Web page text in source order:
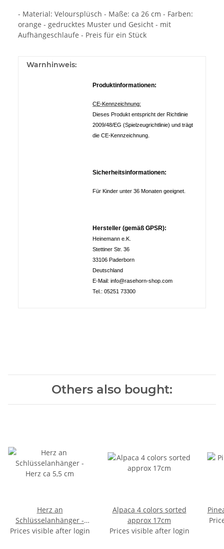
- Material: Veloursplüsch - Maße: ca 26 cm - Farben:
orange - gedrucktes Muster und Gesicht - mit
Aufhängeschlaufe - Preis für ein Stück
Warnhinweis:
Produktinformationen:
CE-Kennzeichnung:
Dieses Produkt entspricht der Richtlinie
2009/48/EG (Spielzeugrichtlinie) und trägt
die CE-Kennzeichnung.
Sicherheitsinformationen:
Für Kinder unter 36 Monaten geeignet.
Hersteller (gemäß GPSR):
Heinemann e.K.
Stettiner Str. 36
33106 Paderborn
Deutschland
E-Mail: info@rasehorn-shop.com
Tel.: 05251 73300
Others also bought:
Herz an
Schlüsselanhänger -
Herz ca 5,5 cm
Prices visible after login
Alpaca 4 colors sorted
approx 17cm
Prices visible after login